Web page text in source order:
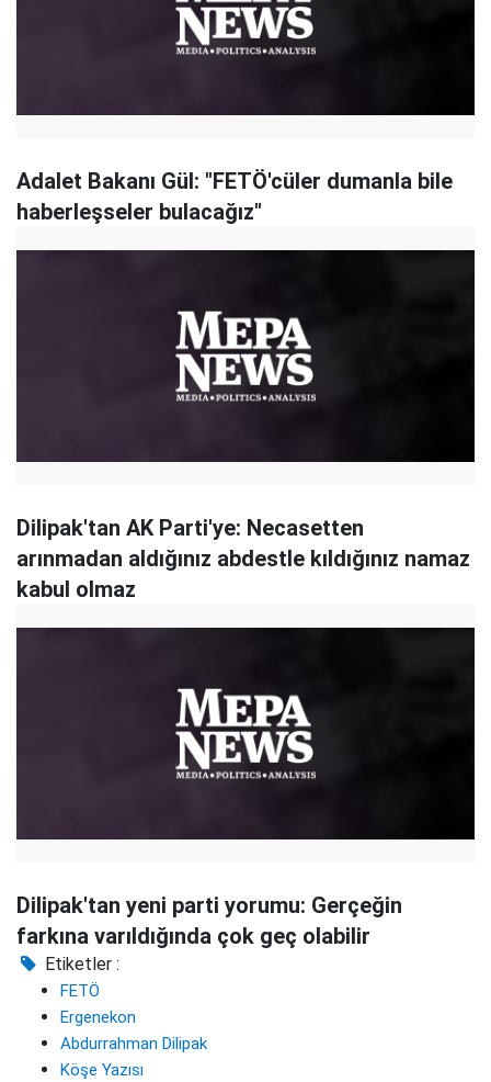
Adalet Bakanı Gül: "FETÖ'cüler dumanla bile
haberleşseler bulacağız"
Dilipak'tan AK Parti'ye: Necasetten
arınmadan aldığınız abdestle kıldığınız namaz
kabul olmaz
Dilipak'tan yeni parti yorumu: Gerçeğin
farkına varıldığında çok geç olabilir
Etiketler :
FETÖ
Ergenekon
Abdurrahman Dilipak
Köşe Yazısı